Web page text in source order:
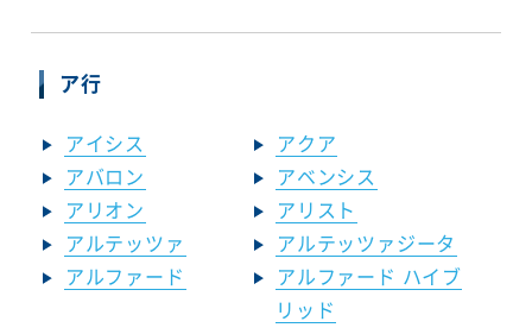
ア行
アイシス
アクア
アバロン
アベンシス
アリオン
アリスト
アルテッツァ
アルテッツァジータ
アルファード
アルファード ハイブ
リッド